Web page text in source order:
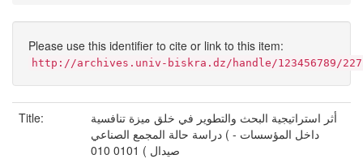
Please use this identifier to cite or link to this item:
http://archives.univ-biskra.dz/handle/123456789/
Title:
أثر استراتيجية البحث والتطوير في خلق ميزة تنافسية
داخل المؤسسات - ) دراسة حالة المجمع الصناعي
صيدال ) 0101 010